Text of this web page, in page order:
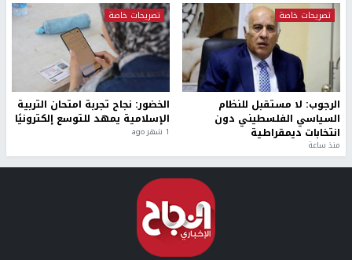
تصريحات خاصة
الرجوب: لا مستقبل للنظام
السياسي الفلسطيني دون
انتخابات ديمقراطية
منذ ساعة
تصريحات خاصة
الخضور: نجاح تجربة امتحان التربية
الإسلامية يمهد للتوسع إلكترونيًا
1 شهر ago